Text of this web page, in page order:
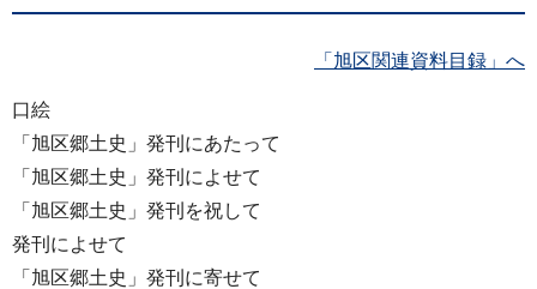
「旭区関連資料目録」へ
口絵
「旭区郷土史」発刊にあたって
「旭区郷土史」発刊によせて
「旭区郷土史」発刊を祝して
発刊によせて
「旭区郷土史」発刊に寄せて